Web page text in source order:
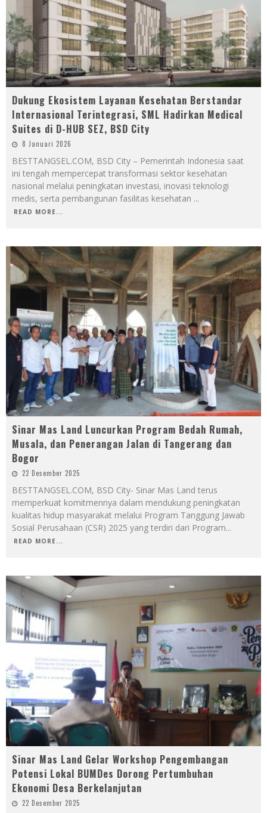
Dukung Ekosistem Layanan Kesehatan Berstandar
Internasional Terintegrasi, SML Hadirkan Medical
Suites di D-HUB SEZ, BSD City
8 Januari 2026
BESTTANGSEL.COM, BSD City – Pemerintah Indonesia saat
ini tengah mempercepat transformasi sektor kesehatan
nasional melalui peningkatan investasi, inovasi teknologi
medis, serta pembangunan fasilitas kesehatan ...
READ MORE...
Sinar Mas Land Luncurkan Program Bedah Rumah,
Musala, dan Penerangan Jalan di Tangerang dan
Bogor
22 Desember 2025
BESTTANGSEL.COM, BSD City- Sinar Mas Land terus
memperkuat komitmennya dalam mendukung peningkatan
kualitas hidup masyarakat melalui Program Tanggung Jawab
Sosial Perusahaan (CSR) 2025 yang terdiri dari Program...
READ MORE...
Sinar Mas Land Gelar Workshop Pengembangan
Potensi Lokal BUMDes Dorong Pertumbuhan
Ekonomi Desa Berkelanjutan
22 Desember 2025